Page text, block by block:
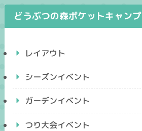
どうぶつの森ポケットキャンプ
レイアウト
シーズンイベント
ガーデンイベント
つり大会イベント